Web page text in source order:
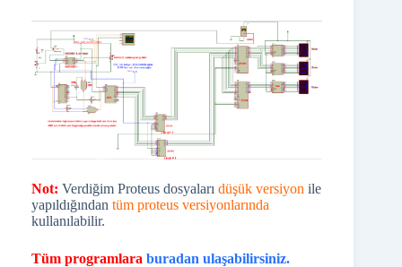
Not: Verdiğim Proteus dosyaları düşük versiyon ile
yapıldığından tüm proteus versiyonlarında
kullanılabilir.
Tüm programlara buradan ulaşabilirsiniz.